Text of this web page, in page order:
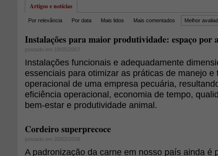
Artigos e notícias
Por relevância Por data Mais lidos Mais comentados Melhor
Instalações para maior produtividade: espaço por
postado em 18/05/2007
Instalações funcionais e adequadamente
essenciais para otimizar as práticas de manejo e
operacional de uma empresa pecuária,
eficiência operacional, economia de tempo,
bem-estar e produtividade animal.
Cordeiro superprecoce
postado em 20/02/2008
A padronização da carne em nosso país ainda é